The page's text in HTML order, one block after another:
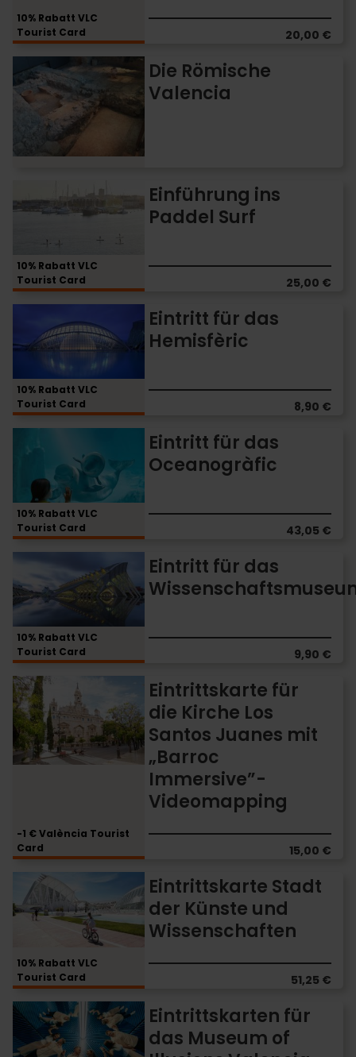
10% Rabatt VLC
Tourist Card
20,00 €
Die Römische
Valencia
Römische
Valencia
10% Rabatt VLC
Tourist Card
Einführung ins
Paddel Surf
25,00 €
ins
10% Rabatt VLC
Tourist Card
Eintritt für das
Hemisfèric
8,90 €
das
Hemisfèric
10% Rabatt VLC
Tourist Card
Eintritt für das
Oceanogràfic
43,05 €
Oceanogràfic
10% Rabatt VLC
Tourist Card
Eintritt für das
9,90 €
Eintritt
das
Wissenschaftsmuseum
-1 € València Tourist
Card
Eintrittskarte für
die Kirche Los
Santos Juanes mit
„Barroc
Immersive”-
Videomapping
15,00 €
Eintrittskarte
für
die
Kirche
Los
Santos
Immersive”-
Videomapping
10% Rabatt VLC
Tourist Card
Eintrittskarte Stadt
der Künste und
Wissenschaften
51,25 €
Eintrittskarte
Stadt
der
Wissenschaften
Eintrittskarten für
das Museum of
Eintrittskarten
für
das